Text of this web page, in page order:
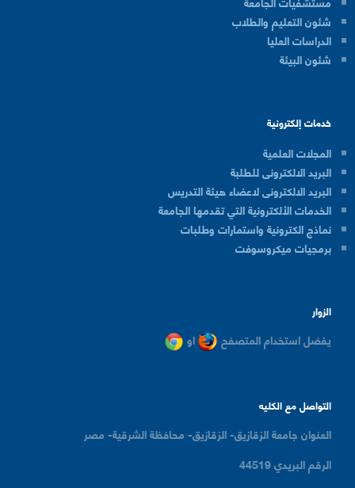
شئون التعليم والطلاب
الدراسات العليا
شئون البيئة
خدمات إلكترونية
المجلات العلمية
البريد الالكترونى للطلبة
البريد الالكترونى لاعضاء هيئة التدريس
الخدمات الألكترونية التي تقدمها الجامعة
نماذج الكترونية واستمارات وطلبات
برمجيات ميكروسوفت
الزوار
يفضل استخدام المتصفح او
التواصل مع الكليه
العنوان جامعة الزقازيق- الزقازيق- محافظة الشرقية- مصر
الرقم البريدي44519